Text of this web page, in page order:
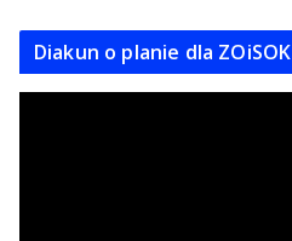
Diakun o planie dla ZOiSOK